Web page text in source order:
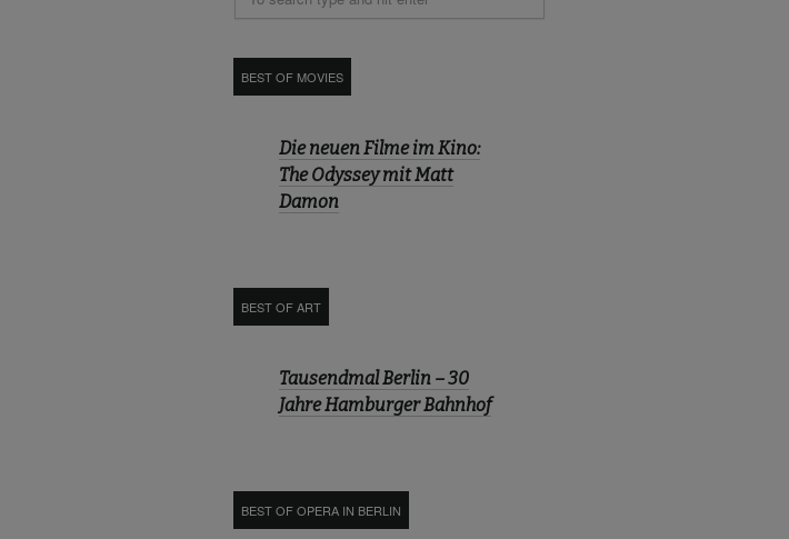
BEST OF MOVIES
Die neuen Filme im Kino:
The Odyssey mit Matt
Damon
BEST OF ART
Tausendmal Berlin – 30
Jahre Hamburger Bahnhof
BEST OF OPERA IN BERLIN